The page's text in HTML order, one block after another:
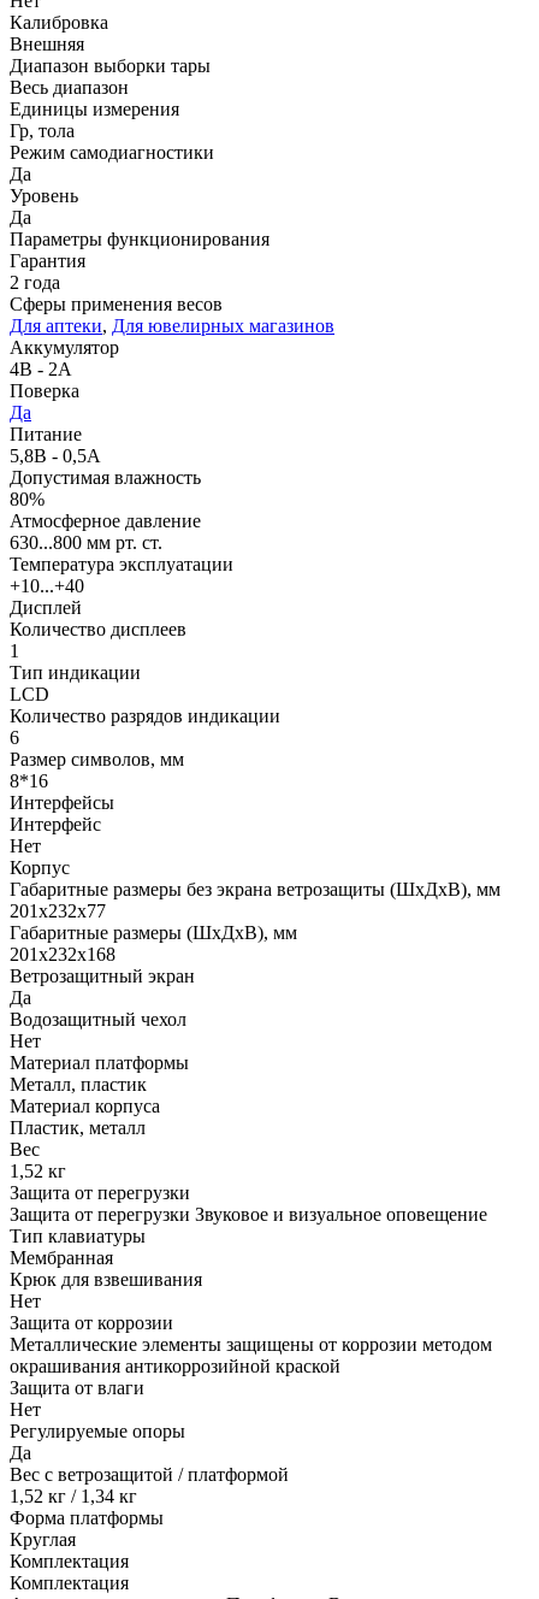
Калибровка
Внешняя
Диапазон выборки тары
Весь диапазон
Единицы измерения
Гр, тола
Режим самодиагностики
Да
Уровень
Да
Параметры функционирования
Гарантия
2 года
Сферы применения весов
Для аптеки, Для ювелирных магазинов
Аккумулятор
4В - 2А
Поверка
Да
Питание
5,8В - 0,5А
Допустимая влажность
80%
Атмосферное давление
630...800 мм рт. ст.
Температура эксплуатации
+10...+40
Дисплей
Количество дисплеев
1
Тип индикации
LCD
Количество разрядов индикации
6
Размер символов, мм
8*16
Интерфейсы
Интерфейс
Нет
Корпус
Габаритные размеры без экрана ветрозащиты (ШхДхВ), мм
201х232х77
Габаритные размеры (ШхДхВ), мм
201х232х168
Ветрозащитный экран
Да
Водозащитный чехол
Нет
Материал платформы
Металл, пластик
Материал корпуса
Пластик, металл
Вес
1,52 кг
Защита от перегрузки
Защита от перегрузки Звуковое и визуальное оповещение
Тип клавиатуры
Мембранная
Крюк для взвешивания
Нет
Защита от коррозии
Металлические элементы защищены от коррозии методом
окрашивания антикоррозийной краской
Защита от влаги
Нет
Регулируемые опоры
Да
Вес с ветрозащитой / платформой
1,52 кг / 1,34 кг
Форма платформы
Круглая
Комплектация
Комплектация